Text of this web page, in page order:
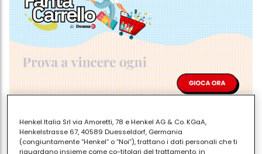
uno schienale rinforzato, con struttura rigida
Henkel Italia Srl via Amoretti, 78 e Henkel AG & Co. KGaA,
Henkelstrasse 67, 40589 Duesseldorf, Germania
(congiuntamente “Henkel” o “Noi”), trattano i dati personali che ti
riguardano insieme come co-titolari del trattamento, in